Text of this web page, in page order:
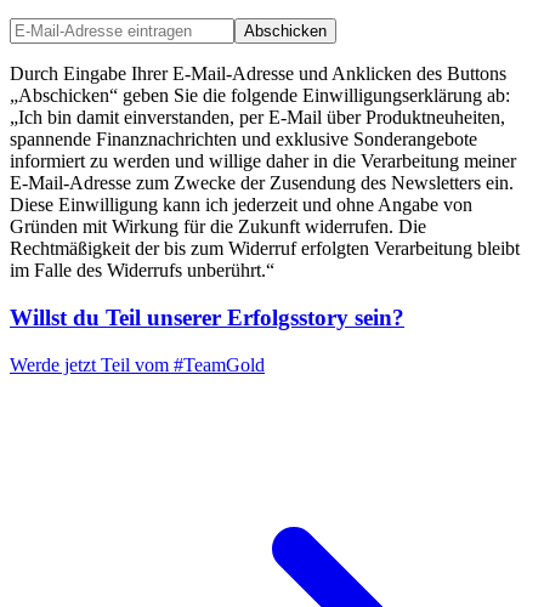
Abschicken
Durch Eingabe Ihrer E-Mail-Adresse und Anklicken des Buttons
„Abschicken“ geben Sie die folgende Einwilligungserklärung ab:
„Ich bin damit einverstanden, per E-Mail über Produktneuheiten,
spannende Finanznachrichten und exklusive Sonderangebote
informiert zu werden und willige daher in die Verarbeitung meiner
E-Mail-Adresse zum Zwecke der Zusendung des Newsletters ein.
Diese Einwilligung kann ich jederzeit und ohne Angabe von
Gründen mit Wirkung für die Zukunft widerrufen. Die
Rechtmäßigkeit der bis zum Widerruf erfolgten Verarbeitung bleibt
im Falle des Widerrufs unberührt.“
Willst du Teil unserer Erfolgsstory sein?
Werde jetzt Teil vom #TeamGold